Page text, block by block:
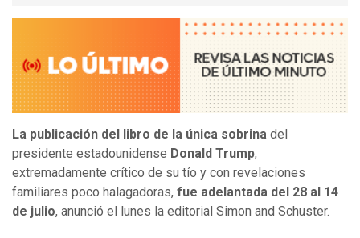
La publicación del libro de la única sobrina del
presidente estadounidense Donald Trump,
extremadamente crítico de su tío y con revelaciones
familiares poco halagadoras, fue adelantada del 28 al 14
de julio, anunció el lunes la editorial Simon and Schuster.